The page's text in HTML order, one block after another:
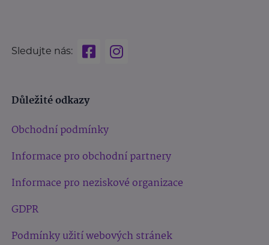
Sledujte nás:
Důležité odkazy
Obchodní podmínky
Informace pro obchodní partnery
Informace pro neziskové organizace
GDPR
Podmínky užití webových stránek